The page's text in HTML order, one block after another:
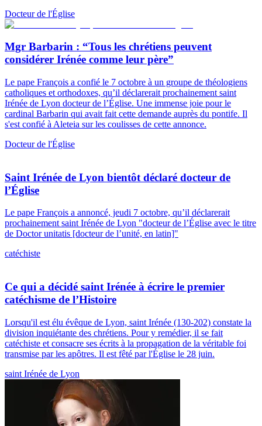
Docteur de l'Église
Mgr Barbarin : “Tous les chrétiens peuvent
considérer Irénée comme leur père”
Le pape François a confié le 7 octobre à un groupe de théologiens
catholiques et orthodoxes, qu’il déclarerait prochainement saint
Irénée de Lyon docteur de l’Église. Une immense joie pour le
cardinal Barbarin qui avait fait cette demande auprès du pontife. Il
s'est confié à Aleteia sur les coulisses de cette annonce.
Docteur de l'Église
Saint Irénée de Lyon bientôt déclaré docteur de
l’Église
Le pape François a annoncé, jeudi 7 octobre, qu’il déclarerait
prochainement saint Irénée de Lyon "docteur de l’Église avec le titre
de Doctor unitatis [docteur de l’unité, en latin]"
catéchiste
Ce qui a décidé saint Irénée à écrire le premier
catéchisme de l’Histoire
Lorsqu'il est élu évêque de Lyon, saint Irénée (130-202) constate la
division inquiétante des chrétiens. Pour y remédier, il se fait
catéchiste et consacre ses écrits à la propagation de la véritable foi
transmise par les apôtres. Il est fêté par l'Église le 28 juin.
saint Irénée de Lyon